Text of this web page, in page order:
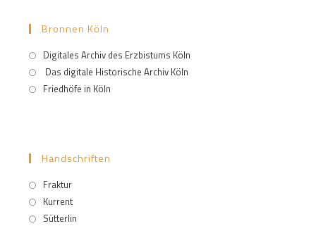
Bronnen Köln
Digitales Archiv des Erzbistums Köln
Das digitale Historische Archiv Köln
Friedhöfe in Köln
Handschriften
Fraktur
Kurrent
Sütterlin